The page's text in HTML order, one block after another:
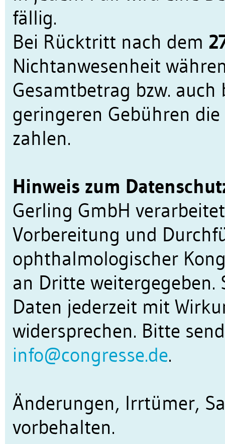
fällig.
Bei Rücktritt nach dem
Nichtanwesenheit
Gesamtbetrag bzw.
geringeren Gebühren
zahlen.
Hinweis zum
Gerling GmbH
Vorbereitung und
ophthalmologischer
an Dritte
Daten jederzeit mit
widersprechen. Bitte
info@congresse.de.
Änderungen, Irrtümer,
vorbehalten.